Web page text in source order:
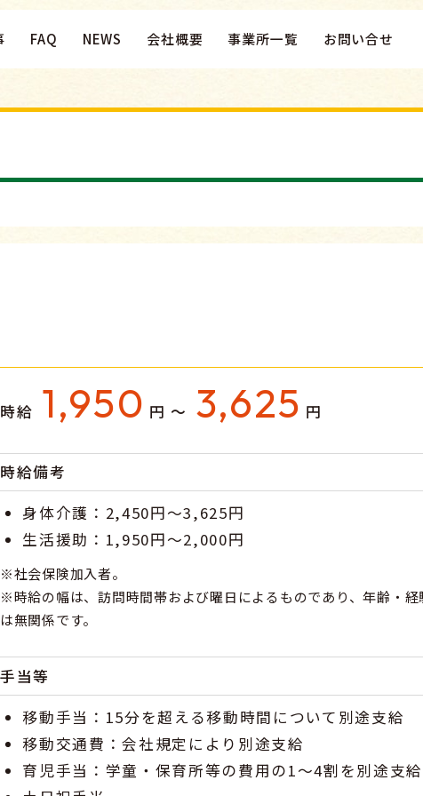
FAQ NEWS 会社概要 事業所一覧 お問い合せ
時給 1,950 円 〜 3,625 円
時給備考
身体介護：2,450円～3,625円
生活援助：1,950円～2,000円
※社会保険加入者。
※時給の幅は、訪問時間帯および曜日によるものであり、年齢・経
は無関係です。
手当等
移動手当：15分を超える移動時間について別途支給
移動交通費：会社規定により別途支給
育児手当：学童・保育所等の費用の1～4割を別途支給